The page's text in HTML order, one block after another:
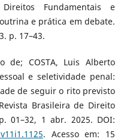
Direitos Fundamentais e
e prática em debate.
p. 17–43.
de; COSTA, Luis Alberto
e seletividade penal:
de seguir o rito previsto
Brasileira de Direito
01–32, 1 abr. 2025. DOI:
. Acesso em: 15